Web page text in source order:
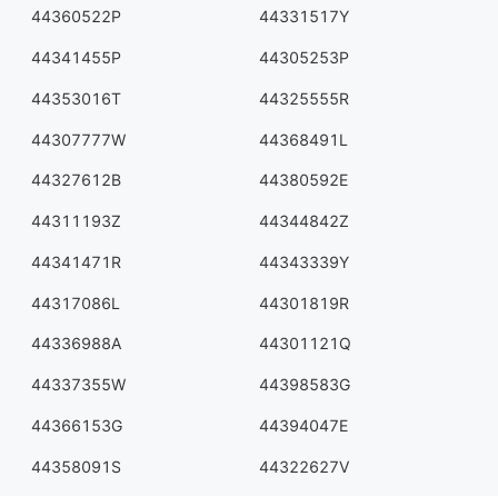
44360522P 44331517Y
44341455P 44305253P
44353016T 44325555R
44307777W 44368491L
44327612B 44380592E
44311193Z 44344842Z
44341471R 44343339Y
44317086L 44301819R
44336988A 44301121Q
44337355W 44398583G
44366153G 44394047E
44358091S 44322627V